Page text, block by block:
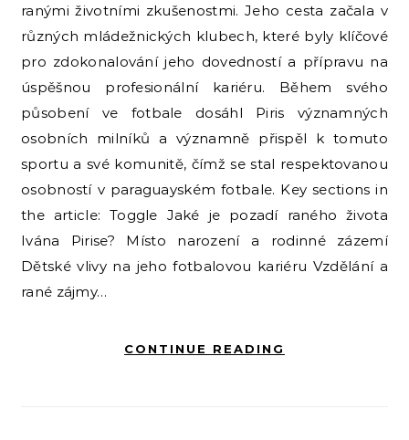
ranými životními zkušenostmi. Jeho cesta začala v
různých mládežnických klubech, které byly klíčové
pro zdokonalování jeho dovedností a přípravu na
úspěšnou profesionální kariéru. Během svého
působení ve fotbale dosáhl Piris významných
osobních milníků a významně přispěl k tomuto
sportu a své komunitě, čímž se stal respektovanou
osobností v paraguayském fotbale. Key sections in
the article: Toggle Jaké je pozadí raného života
Ivána Pirise? Místo narození a rodinné zázemí
Dětské vlivy na jeho fotbalovou kariéru Vzdělání a
rané zájmy…
CONTINUE READING